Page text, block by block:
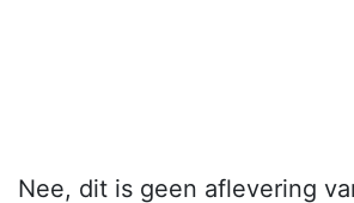
Nee, dit is geen aflevering